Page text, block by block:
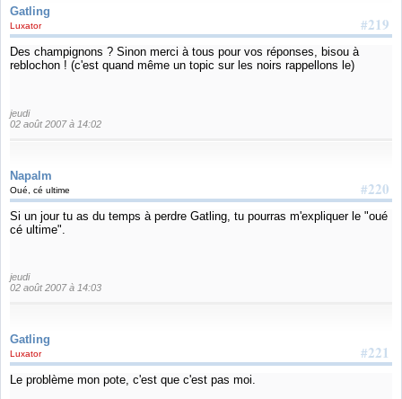
Gatling
#219
Luxator
Des champignons ? Sinon merci à tous pour vos réponses, bisou à
reblochon ! (c'est quand même un topic sur les noirs rappellons le)
jeudi
02 août 2007 à 14:02
Napalm
#220
Oué, cé ultime
Si un jour tu as du temps à perdre Gatling, tu pourras m'expliquer le "oué
cé ultime".
jeudi
02 août 2007 à 14:03
Gatling
#221
Luxator
Le problème mon pote, c'est que c'est pas moi.